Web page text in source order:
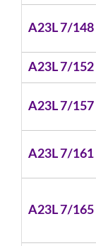
A23L 7/148
A23L 7/152
A23L 7/157
A23L 7/161
A23L 7/165